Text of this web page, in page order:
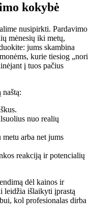
kokybė
nusipirkti. Pardavimo
mėnesių iki metų,
jums skambina
kurie tiesiog „nori
į tuos pačius
naštą:
nuo realių
arba net jums
reakciją ir potencialių
dėl kainos ir
leidžia išlaikyti įprastą
kol profesionalas dirba